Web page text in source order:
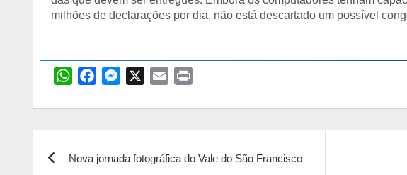
milhões de declarações por dia, não está descartado um possível
W
a
c
o
s
a
i
Nova jornada fotográfica do Vale do São Francisco